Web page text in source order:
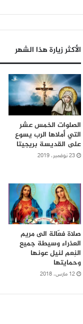
الأكثر زيارة هذا الشهر
الصلوات الخمس عشر
التي أملاها الرب يسوع
على القديسة بريجيتا
23 نوفمبر، 2019
صلاة فعّالة الى مريم
العذراء وسيطة جميع
النِعم لنيل عونها
وحمايتها
12 مارس، 2018